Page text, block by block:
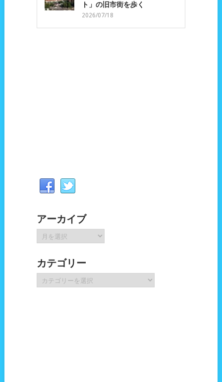
ト」の旧市街を歩く
2026/07/18
アーカイブ
ー
イ
ブ
カテゴリー
テ